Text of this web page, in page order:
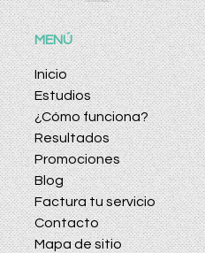
MENÚ
Inicio
Estudios
¿Cómo funciona?
Resultados
Promociones
Blog
Factura tu servicio
Contacto
Mapa de sitio